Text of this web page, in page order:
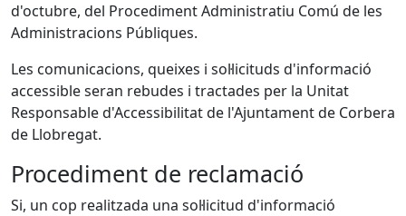
d'octubre, del Procediment Administratiu Comú de les
Administracions Públiques.
Les comunicacions, queixes i sol·licituds d'informació
accessible seran rebudes i tractades per la Unitat
Responsable d'Accessibilitat de l'Ajuntament de Corbera
de Llobregat.
Procediment de reclamació
Si, un cop realitzada una sol·licitud d'informació